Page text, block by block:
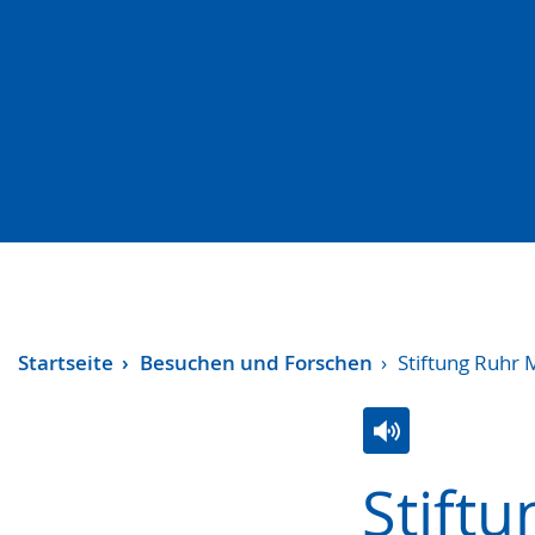
Startseite Besuchen und Forschen Stiftung Ruhr
Leichten
Audio-
Video